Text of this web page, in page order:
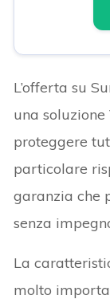
L’offerta su
una
proteggere
particolare
garanzia che
senza
La
molto